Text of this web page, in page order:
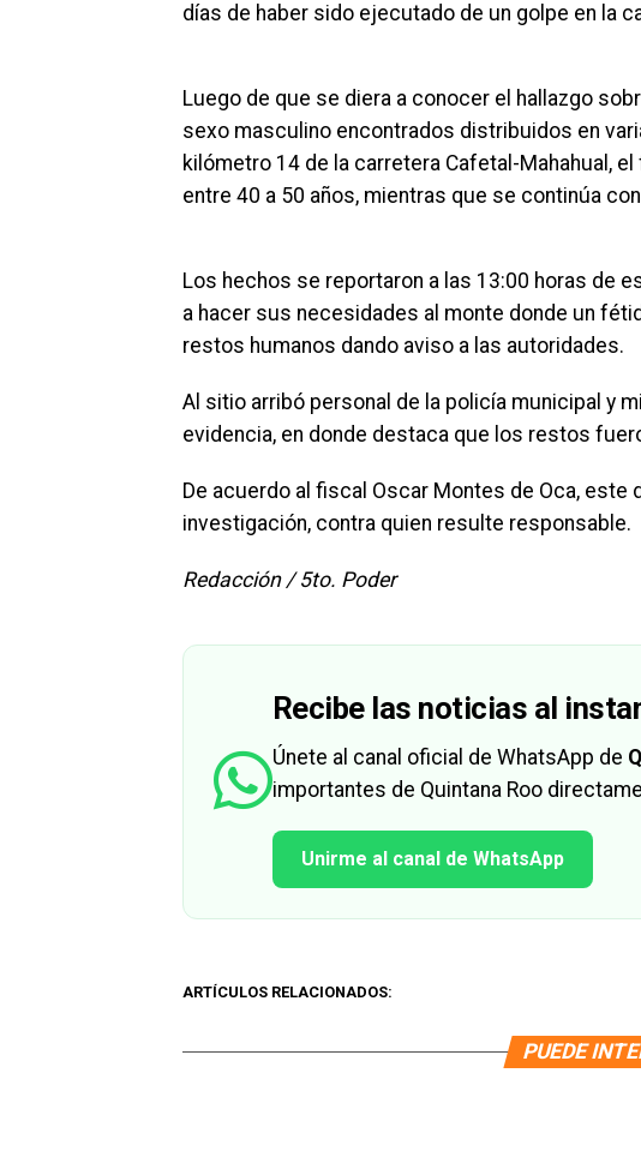
días de haber sido ejecutado de un golpe en la
Luego de que se diera a conocer el hallazgo
sexo masculino encontrados distribuidos en
kilómetro 14 de la carretera Cafetal-Mahahual,
entre 40 a 50 años, mientras que se continúa
Los hechos se reportaron a las 13:00 horas de
a hacer sus necesidades al monte donde un
restos humanos dando aviso a las autoridades.
Al sitio arribó personal de la policía municipal y
evidencia, en donde destaca que los restos
De acuerdo al fiscal Oscar Montes de Oca, este
investigación, contra quien resulte responsable.
Redacción / 5to. Poder
Recibe las noticias al
Únete al canal oficial de WhatsApp de
importantes de Quintana Roo
Unirme al canal de WhatsApp
ARTÍCULOS RELACIONADOS:
PUEDE